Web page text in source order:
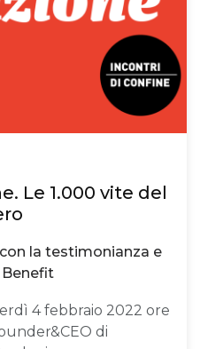
Le 1.000 vite del
la testimonianza e
Benefit
4 febbraio 2022 ore
di